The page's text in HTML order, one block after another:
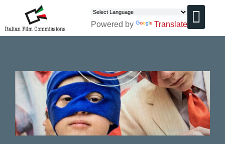
Powered by Translate